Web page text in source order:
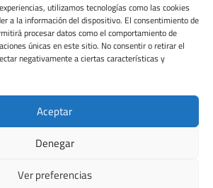
utilizamos tecnologías como las cookies
a la información del dispositivo. El consentimiento de
procesar datos como el comportamiento de
únicas en este sitio. No consentir o retirar el
negativamente a ciertas características y
Aceptar
Denegar
Ver preferencias